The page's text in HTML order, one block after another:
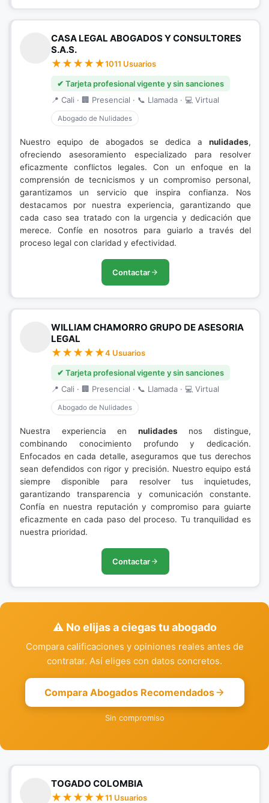
CASA LEGAL ABOGADOS Y CONSULTORES
S.A.S.
1011 Usuarios
✔ Tarjeta profesional vigente y sin sanciones
📍 Cali · 🏢 Presencial · 📞 Llamada · 💻 Virtual
Abogado de Nulidades
Nuestro equipo de abogados se dedica a nulidades,
ofreciendo asesoramiento especializado para resolver
eficazmente conflictos legales. Con un enfoque en la
comprensión de tecnicismos y un compromiso personal,
garantizamos un servicio que inspira confianza. Nos
destacamos por nuestra experiencia, garantizando que
cada caso sea tratado con la urgencia y dedicación que
merece. Confíe en nosotros para guiarlo a través del
proceso legal con claridad y efectividad.
Contactar
WILLIAM CHAMORRO GRUPO DE ASESORIA
LEGAL
4 Usuarios
✔ Tarjeta profesional vigente y sin sanciones
📍 Cali · 🏢 Presencial · 📞 Llamada · 💻 Virtual
Abogado de Nulidades
Nuestra experiencia en nulidades nos distingue,
combinando conocimiento profundo y dedicación.
Enfocados en cada detalle, aseguramos que tus derechos
sean defendidos con rigor y precisión. Nuestro equipo está
siempre disponible para resolver tus inquietudes,
garantizando transparencia y comunicación constante.
Confía en nuestra reputación y compromiso para guiarte
eficazmente en cada paso del proceso. Tu tranquilidad es
nuestra prioridad.
Contactar
⚠️ No elijas a ciegas tu abogado
Compara calificaciones y opiniones reales antes de
contratar. Así eliges con datos concretos.
Compara Abogados Recomendados
Sin compromiso
TOGADO COLOMBIA
11 Usuarios